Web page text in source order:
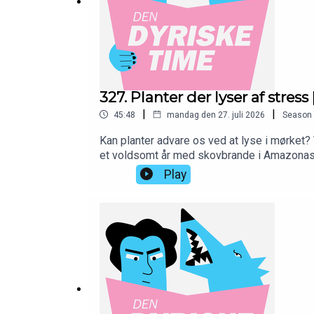
Skriv jer op påwww.10er.dkog støt programmet
IG: instagram.com/dendyrisketime
MBK: instagram.com/kallebkim
AH: instagram.com/alexanderholmdk
Produceret hos PodAmok STUDIO
327. Planter der lyser af
45:48 | mandag den 27. juli 2026 | Season
Kan planter advare os ved at lyse i
et voldsomt år med skovbrande i
skjult dyreliv.—Skriv jer op på
IG: instagram.com/dendyrisketimeMBK:
Play